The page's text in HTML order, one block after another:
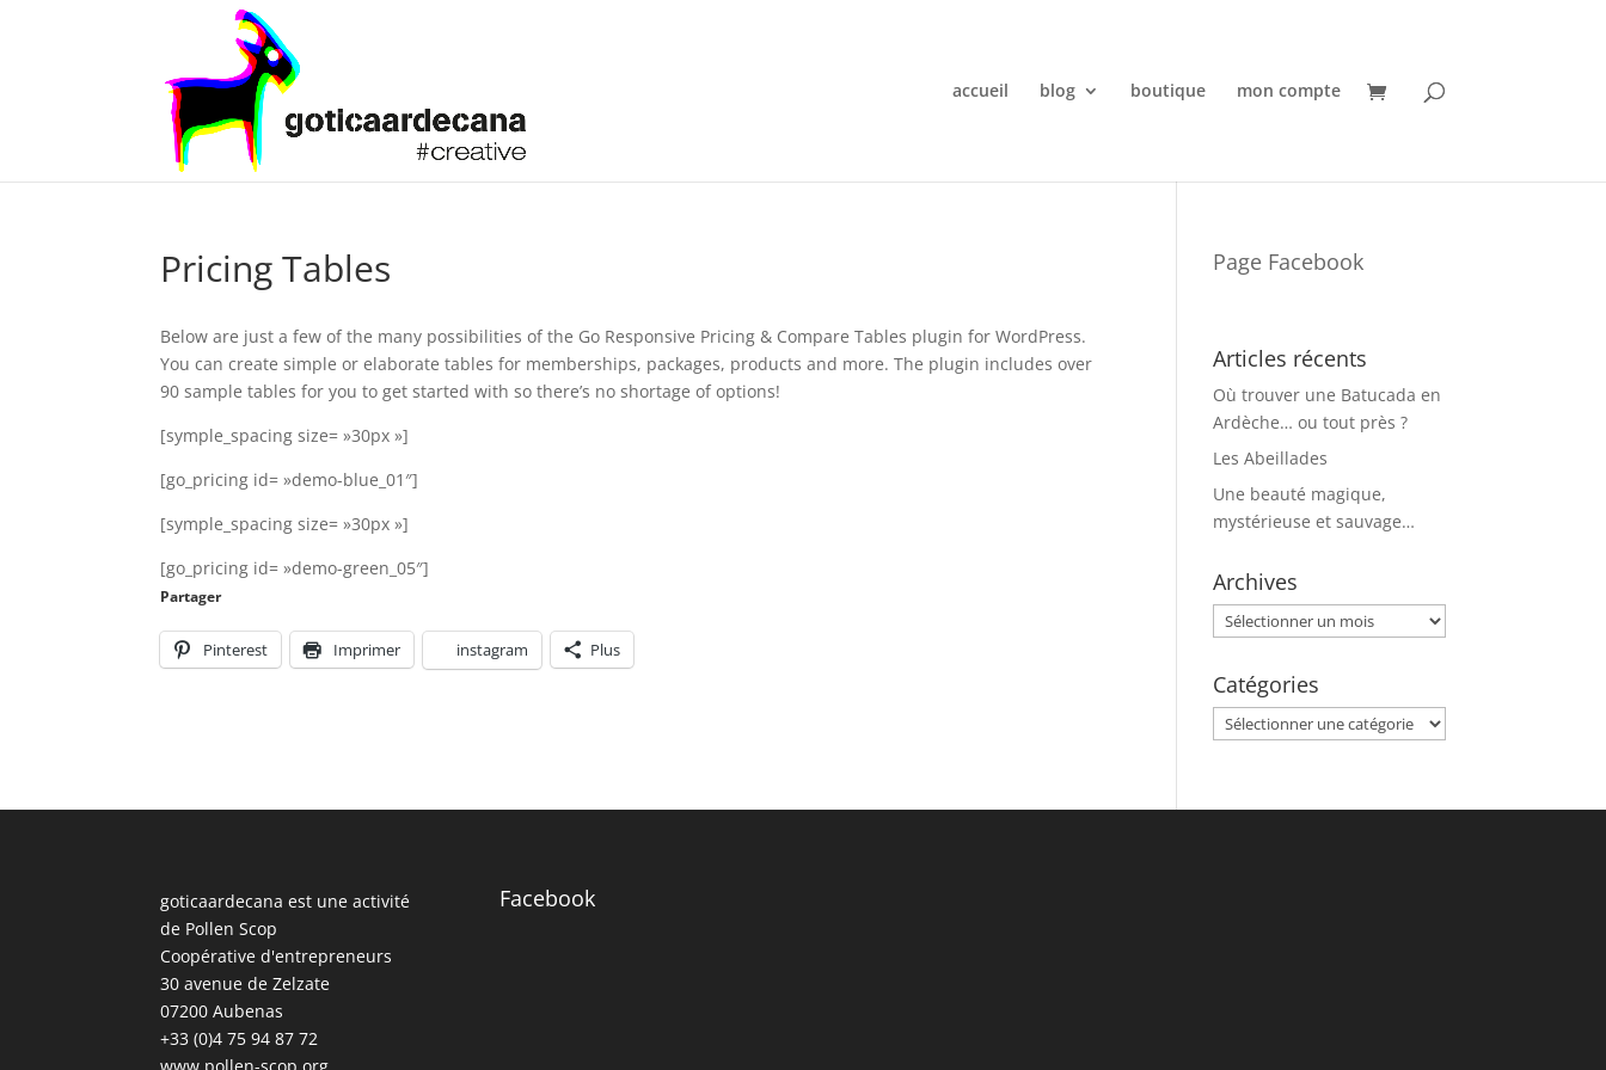
accueil blog boutique mon compte
Pricing Tables
Below are just a few of the many possibilities of the Go Responsive Pricing & Compare Tables plugin for WordPress.
You can create simple or elaborate tables for memberships, packages, products and more. The plugin includes over
90 sample tables for you to get started with so there’s no shortage of options!
[symple_spacing size= »30px »]
[go_pricing id= »demo-blue_01″]
[symple_spacing size= »30px »]
[go_pricing id= »demo-green_05″]
Partager
Pinterest Imprimer instagram Plus
Page Facebook
Articles récents
Où trouver une Batucada en
Ardèche… ou tout près ?
Les Abeillades
Une beauté magique,
mystérieuse et sauvage…
Archives
Archives
Catégories
Catégories
goticaardecana est une activité
de Pollen Scop
Coopérative d'entrepreneurs
30 avenue de Zelzate
07200 Aubenas
+33 (0)4 75 94 87 72
www.pollen-scop.org
Facebook